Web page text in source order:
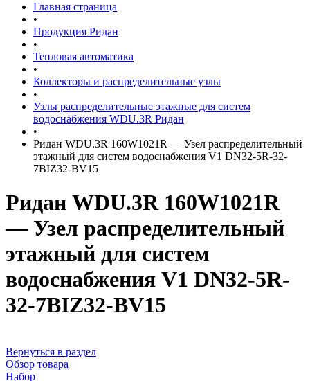
Главная страница
•
Продукция Ридан
•
Тепловая автоматика
•
Коллекторы и распределительные узлы
•
Узлы распределительные этажные для систем
водоснабжения WDU.3R Ридан
•
Ридан WDU.3R 160W1021R — Узел распределительный
этажный для систем водоснабжения V1 DN32-5R-32-
7BIZ32-BV15
Ридан WDU.3R 160W1021R
— Узел распределительный
этажный для систем
водоснабжения V1 DN32-5R-
32-7BIZ32-BV15
Вернуться в раздел
Обзор товара
Набор